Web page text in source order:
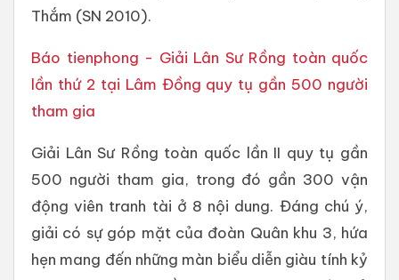
Thắm (SN 2010).
Báo tienphong - Giải Lân Sư Rồng toàn quốc
lần thứ 2 tại Lâm Đồng quy tụ gần 500 người
tham gia
Giải Lân Sư Rồng toàn quốc lần II quy tụ gần
500 người tham gia, trong đó gần 300 vận
động viên tranh tài ở 8 nội dung. Đáng chú ý,
giải có sự góp mặt của đoàn Quân khu 3, hứa
hẹn mang đến những màn biểu diễn giàu tính kỷ